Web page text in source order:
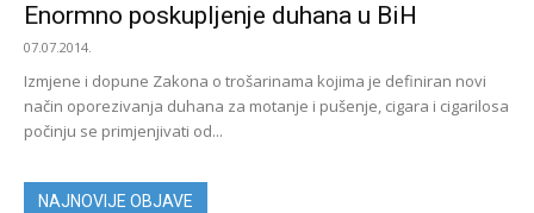
Enormno poskupljenje duhana u BiH
07.07.2014.
Izmjene i dopune Zakona o trošarinama kojima je definiran novi
način oporezivanja duhana za motanje i pušenje, cigara i cigarilosa
počinju se primjenjivati od...
NAJNOVIJE OBJAVE